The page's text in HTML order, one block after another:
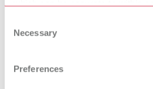
characteristics (fingerprinting)
Find out more about how your
and set your preferences in the
change or withdraw your consent
Selection
Necessary
Preferences
direkt in der Praxis ermöglicht und den